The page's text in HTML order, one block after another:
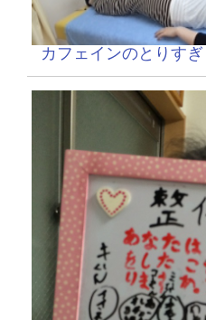
カフェインのとりすぎ